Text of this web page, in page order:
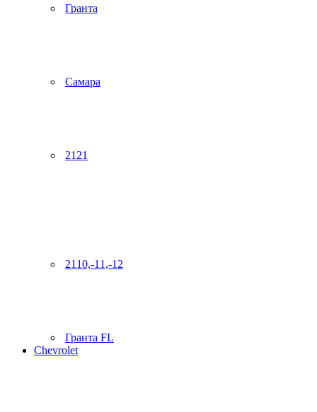
Гранта
Самара
2121
2110,-11,-12
Гранта FL
Chevrolet